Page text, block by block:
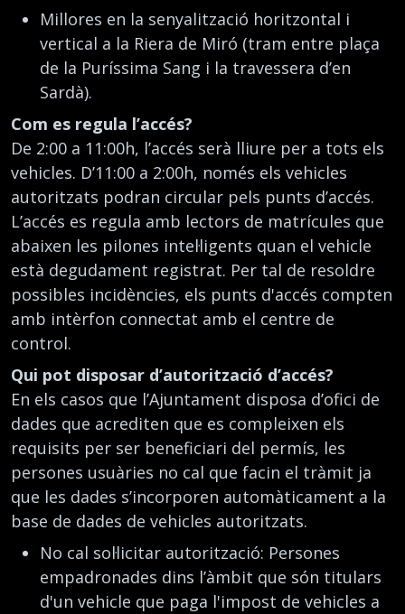
Millores en la senyalització horitzontal i
vertical a la Riera de Miró (tram entre plaça
de la Puríssima Sang i la travessera d’en
Sardà).
Com es regula l’accés?
De 2:00 a 11:00h, l’accés serà lliure per a tots els
vehicles. D’11:00 a 2:00h, només els vehicles
autoritzats podran circular pels punts d’accés.
L’accés es regula amb lectors de matrícules que
abaixen les pilones intel·ligents quan el vehicle
està degudament registrat. Per tal de resoldre
possibles incidències, els punts d'accés compten
amb intèrfon connectat amb el centre de
control.
Qui pot disposar d’autorització d’accés?
En els casos que l’Ajuntament disposa d’ofici de
dades que acrediten que es compleixen els
requisits per ser beneficiari del permís, les
persones usuàries no cal que facin el tràmit ja
que les dades s’incorporen automàticament a la
base de dades de vehicles autoritzats.
No cal sol·licitar autorització: Persones
empadronades dins l’àmbit que són titulars
d'un vehicle que paga l'impost de vehicles a